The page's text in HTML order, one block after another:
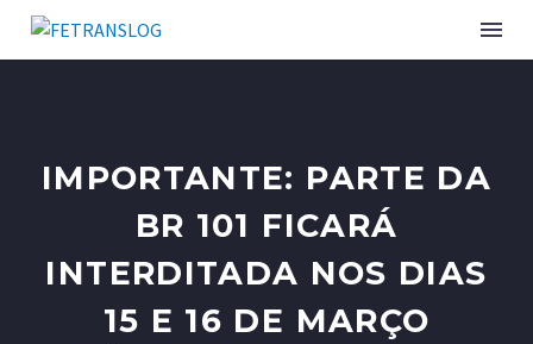
SINDICATOS ASSOCIADOS
SERVIÇOS
CURSOS E EVENTOS
IMPORTANTE: PARTE DA
BR 101 FICARÁ
INTERDITADA NOS DIAS
15 E 16 DE MARÇO